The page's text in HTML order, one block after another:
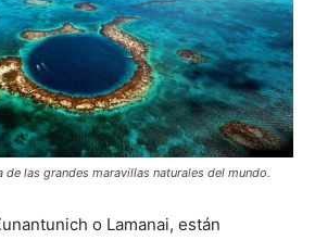
de las grandes maravillas naturales del mundo.
o Lamanai, están